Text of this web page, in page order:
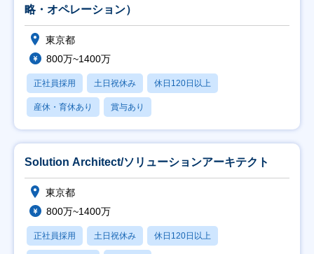
略・オペレーション）
東京都
800万~1400万
正社員採用 土日祝休み 休日120日以上
産休・育休あり 賞与あり
Solution Architect/ソリューションアーキテクト
東京都
800万~1400万
正社員採用 土日祝休み 休日120日以上